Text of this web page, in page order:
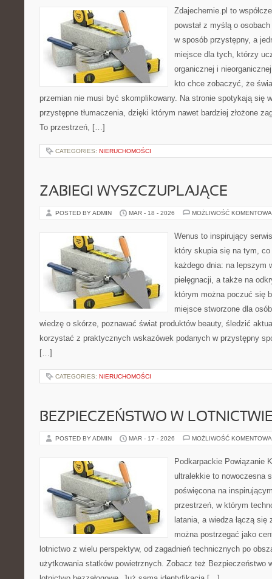
Zdajechemie.pl to
powstał z myślą o
w sposób przystępny, a
miejsce dla tych, którzy
organicznej i
kto chce zobaczyć, że
przemian nie musi być skomplikowany. Na stronie spotykają się
przystępne tłumaczenia, dzięki którym nawet bardziej złożone
To przestrzeń, […]
CATEGORIES: NIERUCHOMOŚCI
ZABIEGI WYSZCZUPLAJĄCE
POSTED BY ADMIN MAR - 18 - 2026 MOŻLIWOŚĆ
Wenus to inspirujący
który skupia się na tym,
każdego dnia: na lepszym
pielęgnacji, a także na
którym można poczuć się
miejsce stworzone dla
wiedzę o skórze, poznawać świat produktów beauty, śledzić
korzystać z praktycznych wskazówek podanych w przystępny
[…]
CATEGORIES: NIERUCHOMOŚCI
BEZPIECZEŃSTWO W
POSTED BY ADMIN MAR - 17 - 2026 MOŻLIWOŚĆ
Podkarpackie Powiązanie
ultralekkie to nowoczesna
poświęcona na
przestrzeń, w którym
latania, a wiedza łączą
można postrzegać jako
lotnictwo z wielu perspektyw, od zagadnień technicznych po
użytkowania statków powietrznych. Zobacz też Bezpieczeństwo